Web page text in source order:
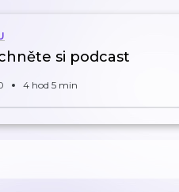
si podcast
4 hod 5 min